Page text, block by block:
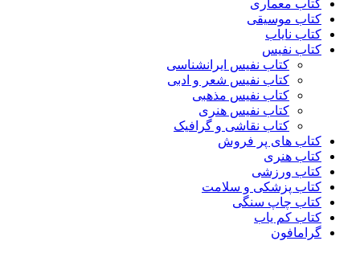
کتاب معماری
کتاب موسیقی
کتاب نایاب
کتاب نفیس
کتاب نفیس ایرانشناسی
کتاب نفیس شعر و ادبی
کتاب نفیس مذهبی
کتاب نفیس هنری
کتاب نقاشی و گرافیک
کتاب های پر فروش
کتاب هنری
کتاب ورزشی
کتاب پزشکی و سلامت
کتاب چاپ سنگی
کتاب کم یاب
گرامافون